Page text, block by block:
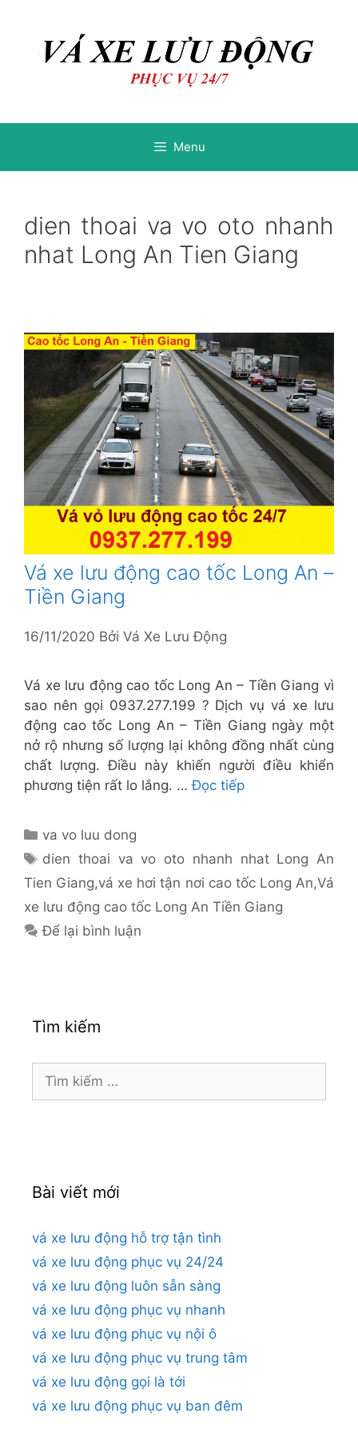
Menu
dien thoai va vo oto nhanh
nhat Long An Tien Giang
Vá xe lưu động cao tốc Long An –
Tiền Giang
16/11/2020 Bởi Vá Xe Lưu Động
Vá xe lưu động cao tốc Long An – Tiền Giang vì
sao nên gọi 0937.277.199 ? Dịch vụ vá xe lưu
động cao tốc Long An – Tiền Giang ngày một
nở rộ nhưng số lượng lại không đồng nhất cùng
chất lượng. Điều này khiến người điều khiển
phương tiện rất lo lắng. …Đọc tiếp
Danh
mục
va vo luu dong
Thẻ
dien thoai va vo oto nhanh nhat Long An
Tien Giang,vá xe hơi tận nơi cao tốc Long An,Vá
xe lưu động cao tốc Long An Tiền Giang
Để lại bình luận
Tìm kiếm
Tìm
Bài viết mới
vá xe lưu động hỗ trợ tận tình
vá xe lưu động phục vụ 24/24
vá xe lưu động luôn sẵn sàng
vá xe lưu động phục vụ nhanh
vá xe lưu động phục vụ nội ô
vá xe lưu động phục vụ trung tâm
vá xe lưu động gọi là tới
vá xe lưu động phục vụ ban đêm